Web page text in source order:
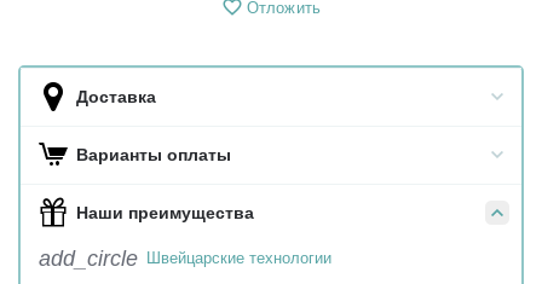
Отложить
Доставка
Варианты оплаты
Наши преимущества
add_circle Швейцарские технологии